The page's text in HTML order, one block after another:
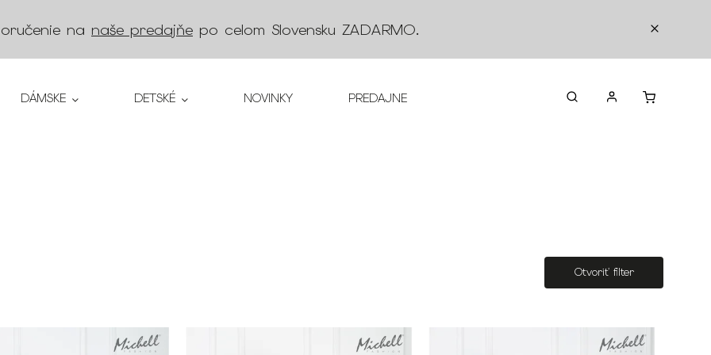
na naše predajňe po celom Slovensku ZADARMO.
DÁMSKE DETSKÉ NOVINKY PREDAJNE KONTAKTY
Otvoriť filter